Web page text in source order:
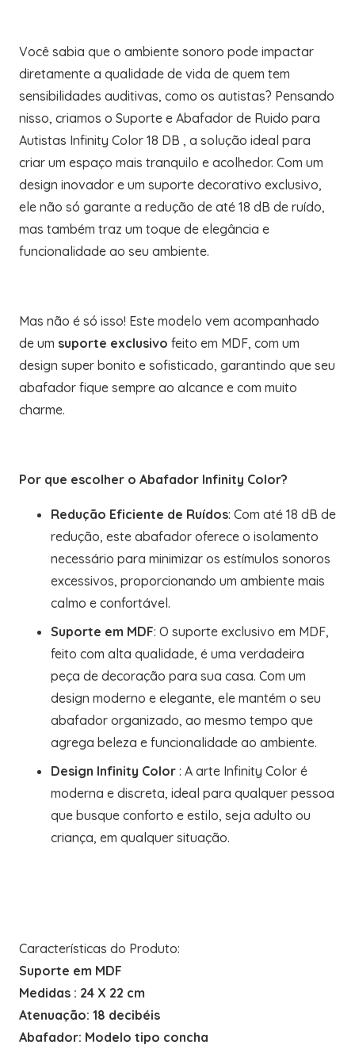
Você sabia que o ambiente sonoro pode impactar
diretamente a qualidade de vida de quem tem
sensibilidades auditivas, como os autistas? Pensando
nisso, criamos o Suporte e Abafador de Ruido para
Autistas Infinity Color 18 DB , a solução ideal para
criar um espaço mais tranquilo e acolhedor. Com um
design inovador e um suporte decorativo exclusivo,
ele não só garante a redução de até 18 dB de ruído,
mas também traz um toque de elegância e
funcionalidade ao seu ambiente.
Mas não é só isso! Este modelo vem acompanhado
de um suporte exclusivo feito em MDF, com um
design super bonito e sofisticado, garantindo que seu
abafador fique sempre ao alcance e com muito
charme.
Por que escolher o Abafador Infinity Color?
Redução Eficiente de Ruídos: Com até 18 dB de
redução, este abafador oferece o isolamento
necessário para minimizar os estímulos sonoros
excessivos, proporcionando um ambiente mais
calmo e confortável.
Suporte em MDF: O suporte exclusivo em MDF,
feito com alta qualidade, é uma verdadeira
peça de decoração para sua casa. Com um
design moderno e elegante, ele mantém o seu
abafador organizado, ao mesmo tempo que
agrega beleza e funcionalidade ao ambiente.
Design Infinity Color : A arte Infinity Color é
moderna e discreta, ideal para qualquer pessoa
que busque conforto e estilo, seja adulto ou
criança, em qualquer situação.
Características do Produto:
Suporte em MDF
Medidas : 24 X 22 cm
Atenuação: 18 decibéis
Abafador: Modelo tipo concha